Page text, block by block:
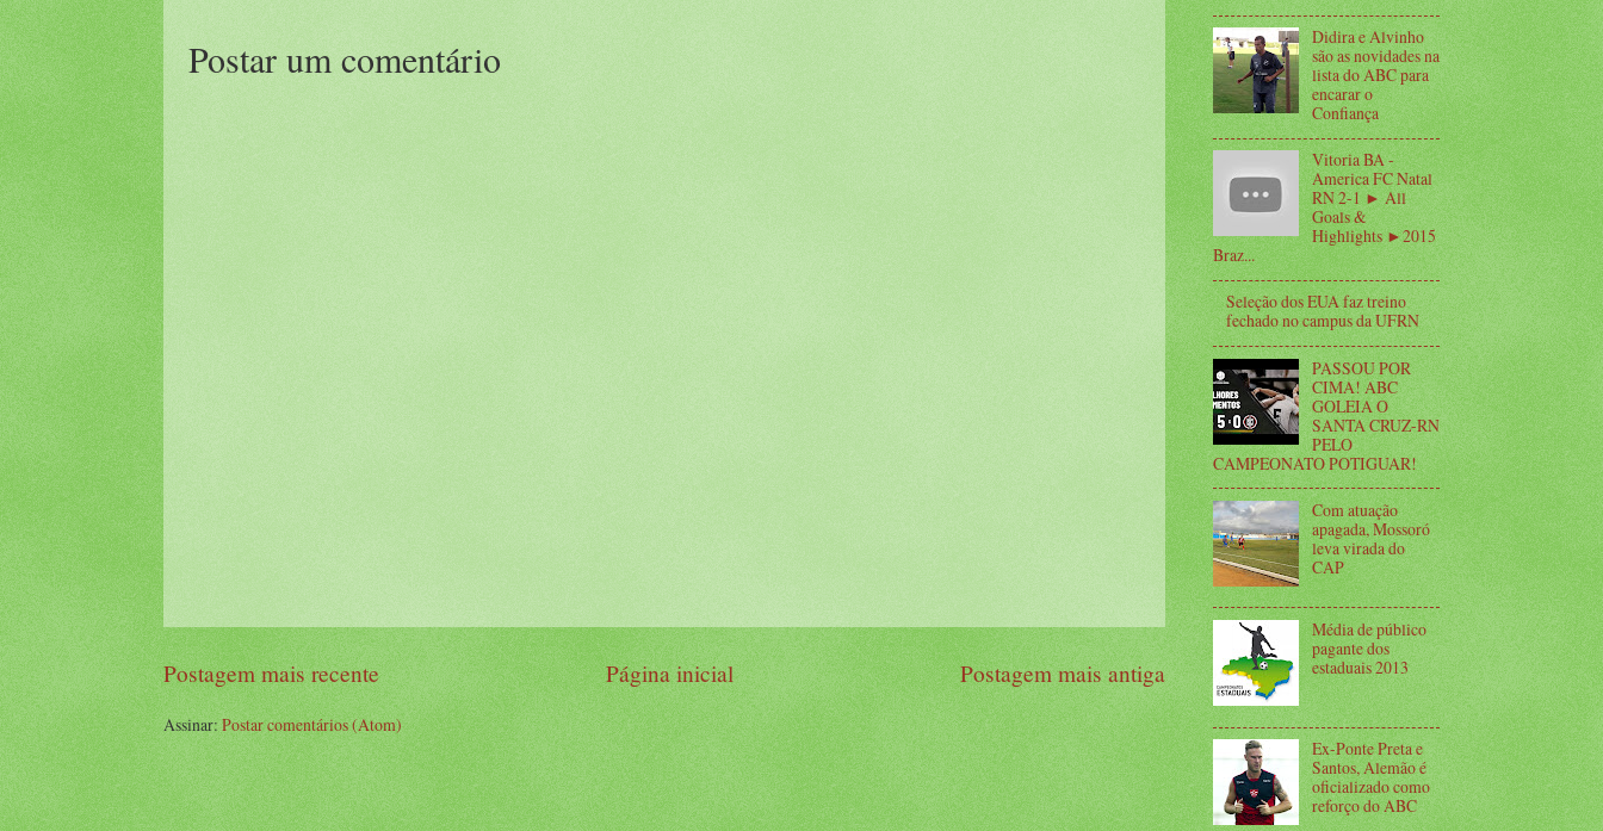
Postar um comentário
Postagem mais recente Postagem mais antiga
Página inicial
Assinar:Postar comentários (Atom)
Didira e Alvinho
são as novidades na
lista do ABC para
encarar o
Confiança
Vitoria BA -
America FC Natal
RN 2-1 ► All
Goals &
Highlights ►2015
Braz...
Seleção dos EUA faz treino
fechado no campus da UFRN
PASSOU POR
CIMA! ABC
GOLEIA O
SANTA CRUZ-RN
PELO
CAMPEONATO POTIGUAR!
Com atuação
apagada, Mossoró
leva virada do
CAP
Média de público
pagante dos
estaduais 2013
Ex-Ponte Preta e
Santos, Alemão é
oficializado como
reforço do ABC